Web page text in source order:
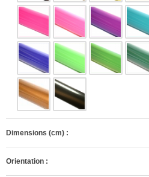
Dimensions (cm) :
Orientation :